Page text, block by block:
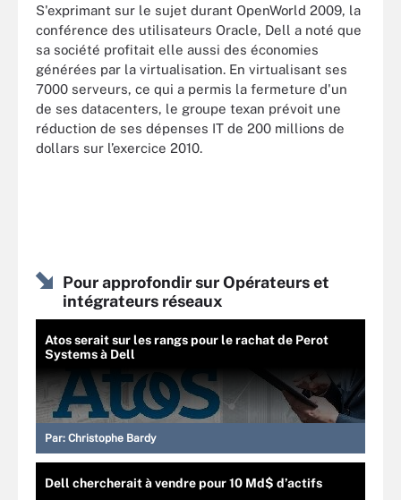
S'exprimant sur le sujet durant OpenWorld 2009, la
conférence des utilisateurs Oracle, Dell a noté que
sa société profitait elle aussi des économies
générées par la virtualisation. En virtualisant ses
7000 serveurs, ce qui a permis la fermeture d'un
de ses datacenters, le groupe texan prévoit une
réduction de ses dépenses IT de 200 millions de
dollars sur l’exercice 2010.
Pour approfondir sur Opérateurs et
intégrateurs réseaux
Atos serait sur les rangs pour le rachat de Perot
Systems à Dell
Par: Christophe Bardy
Dell chercherait à vendre pour 10 Md$ d’actifs